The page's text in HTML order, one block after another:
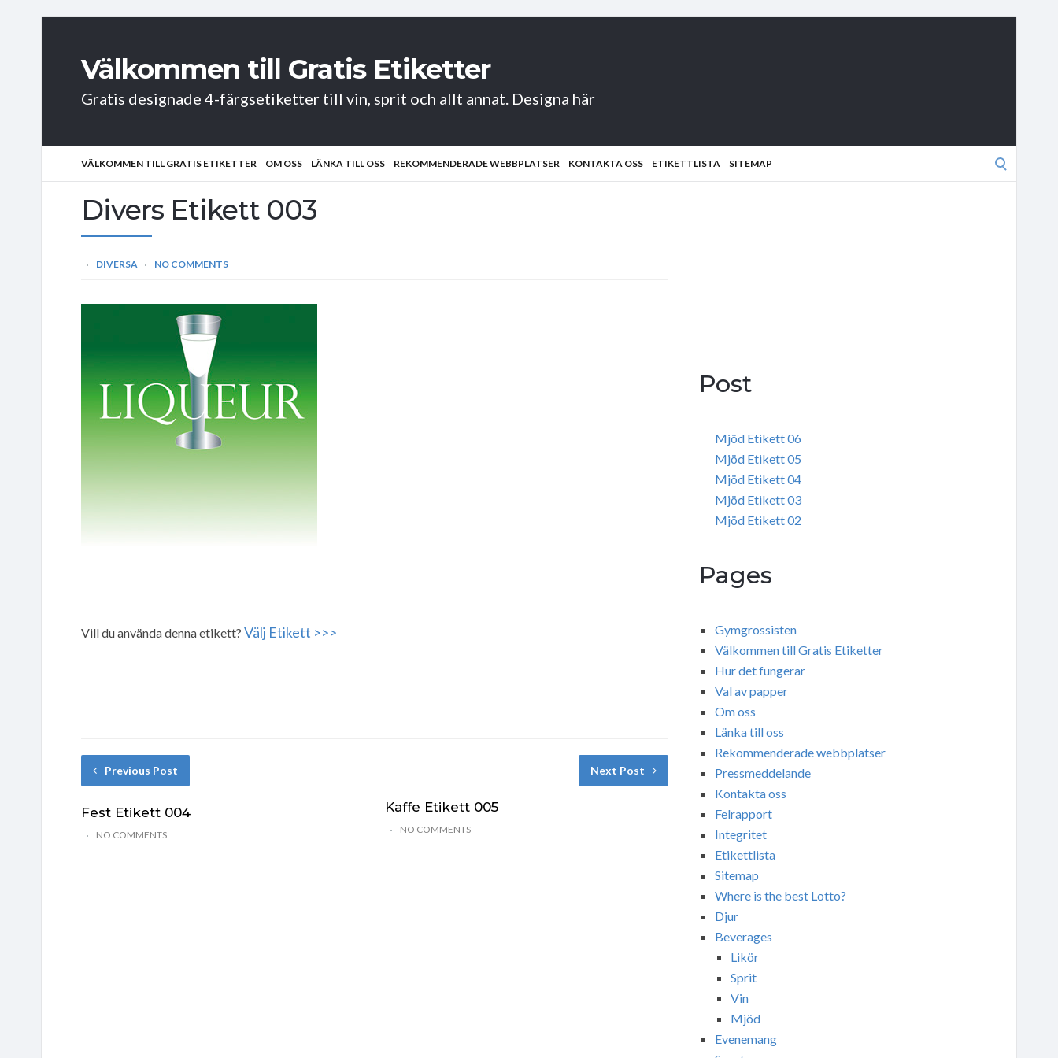
Välkommen till Gratis Etiketter
Gratis designade 4-färgsetiketter till vin, sprit och allt annat. Designa här
VÄLKOMMEN TILL GRATIS ETIKETTER OM OSS LÄNKA TILL OSS REKOMMENDERADE WEBBPLATSER KONTAKTA OSS ETIKETTLISTA SITEMAP
Divers Etikett 003
DIVERSA NO COMMENTS
Vill du använda denna etikett? Välj Etikett >>>
Previous Post
Fest Etikett 004
NO COMMENTS
Next Post
Kaffe Etikett 005
NO COMMENTS
Post
Mjöd Etikett 06
Mjöd Etikett 05
Mjöd Etikett 04
Mjöd Etikett 03
Mjöd Etikett 02
Pages
Gymgrossisten
Välkommen till Gratis Etiketter
Hur det fungerar
Val av papper
Om oss
Länka till oss
Rekommenderade webbplatser
Pressmeddelande
Kontakta oss
Felrapport
Integritet
Etikettlista
Sitemap
Where is the best Lotto?
Djur
Beverages
Likör
Sprit
Vin
Mjöd
Evenemang